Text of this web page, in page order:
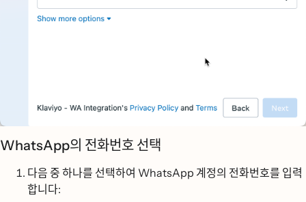
WhatsApp의 전화번호 선택
다음 중 하나를 선택하여 WhatsApp 계정의 전화번호를 입력
합니다: